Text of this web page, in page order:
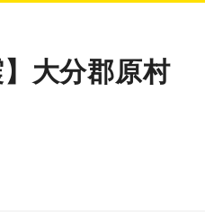
大分郡原村